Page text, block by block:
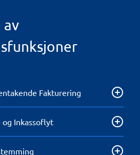
av
Fakturering
månedsavgifter,
Inkassoflyt